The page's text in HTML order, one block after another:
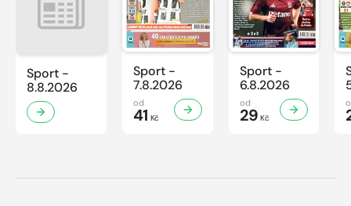
Sport -
8.8.2026
Sport -
7.8.2026
od
41 Kč
Sport -
6.8.2026
od
29 Kč